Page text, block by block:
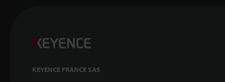
KEYENCE FRANCE SAS